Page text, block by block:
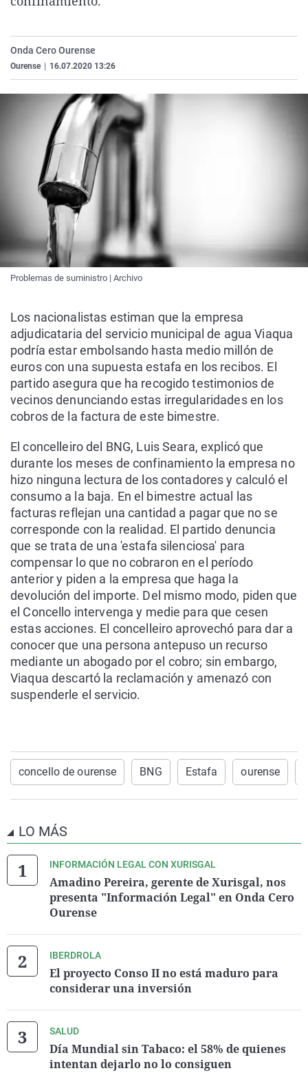
Gente viajera
Retornados
Operación Viuda
Galicia
Navarra
Televisión
Onda Cero Ourense
Ourense 16.07.2020 13:26
Problemas de suministro | Archivo
Los nacionalistas estiman que la empresa
adjudicataria del servicio municipal de agua Viaqua
podría estar embolsando hasta medio millón de
euros con una supuesta estafa en los recibos. El
partido asegura que ha recogido testimonios de
vecinos denunciando estas irregularidades en los
cobros de la factura de este bimestre.
El concelleiro del BNG, Luis Seara, explicó que
durante los meses de confinamiento la empresa no
hizo ninguna lectura de los contadores y calculó el
consumo a la baja. En el bimestre actual las
facturas reflejan una cantidad a pagar que no se
corresponde con la realidad. El partido denuncia
que se trata de una 'estafa silenciosa' para
compensar lo que no cobraron en el período
anterior y piden a la empresa que haga la
devolución del importe. Del mismo modo, piden que
el Concello intervenga y medie para que cesen
estas acciones. El concelleiro aprovechó para dar a
conocer que una persona antepuso un recurso
mediante un abogado por el cobro; sin embargo,
Viaqua descartó la reclamación y amenazó con
suspenderle el servicio.
concello de ourense BNG Estafa ourense
LO MÁS
INFORMACIÓN LEGAL CON XURISGAL
Amadino Pereira, gerente de Xurisgal, nos
presenta "Información Legal" en Onda Cero
Ourense
IBERDROLA
El proyecto Conso II no está maduro para
considerar una inversión
SALUD
Día Mundial sin Tabaco: el 58% de quienes
intentan dejarlo no lo consiguen